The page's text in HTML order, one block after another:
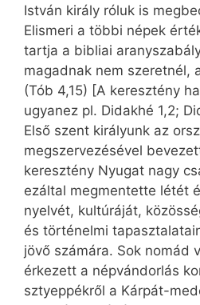
István király róluk is
Elismeri a többi népek
tartja a bibliai
magadnak nem szeretnél,
(Tób 4,15) [A keresztény
ugyanez pl. Didakhé 1,2;
Első szent királyunk az
megszervezésével
keresztény Nyugat nagy
ezáltal megmentette létét
nyelvét, kultúráját,
és történelmi
jövő számára. Sok nomád
érkezett a népvándorlás
sztyeppékről a Kárpát-